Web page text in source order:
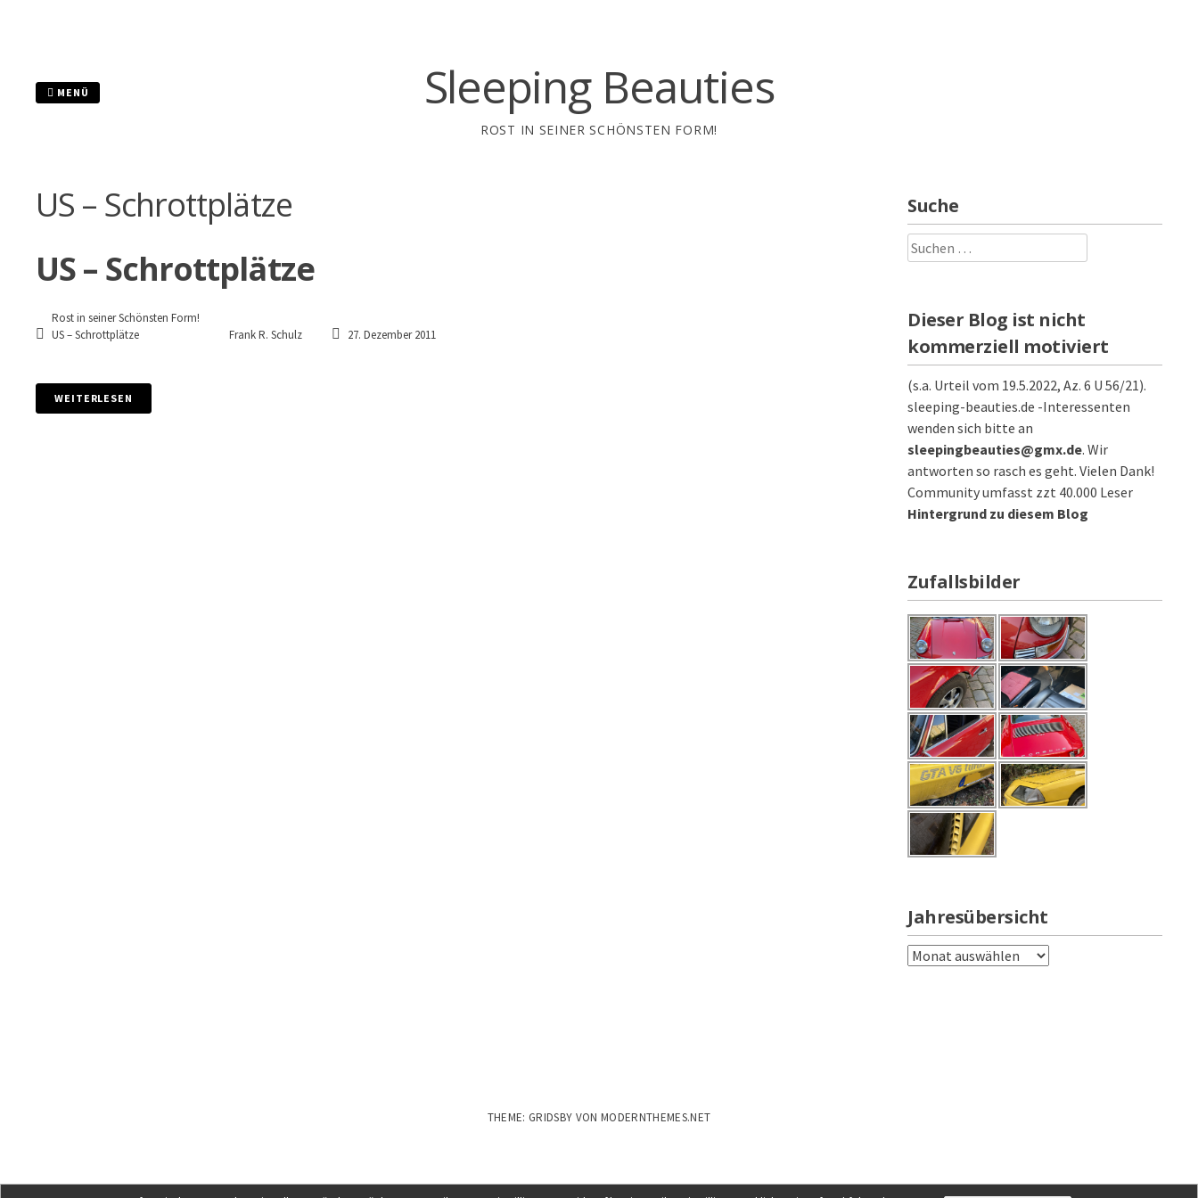
Sleeping Beauties
ROST IN SEINER SCHÖNSTEN FORM!
MENÜ
US – Schrottplätze
US – Schrottplätze
Rost in seiner Schönsten Form!
US – Schrottplätze
Frank R. Schulz 27. Dezember 2011
WEITERLESEN
Suche
Suchen
nach:
Dieser Blog ist nicht
kommerziell motiviert
(s.a. Urteil vom 19.5.2022, Az. 6 U 56/21).
sleeping-beauties.de -Interessenten
wenden sich bitte an
sleepingbeauties@gmx.de. Wir
antworten so rasch es geht. Vielen Dank!
Community umfasst zzt 40.000 Leser
Hintergrund zu diesem Blog
Zufallsbilder
Jahresübersicht
Jahresübersicht
THEME: GRIDSBY VON MODERNTHEMES.NET